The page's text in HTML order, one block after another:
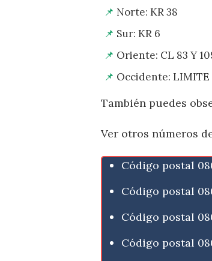
Norte: KR 38
Sur: KR 6
Oriente: CL 83 Y
Occidente: LIMITE
También puedes
Ver otros números
Código postal
Código postal
Código postal
Código postal